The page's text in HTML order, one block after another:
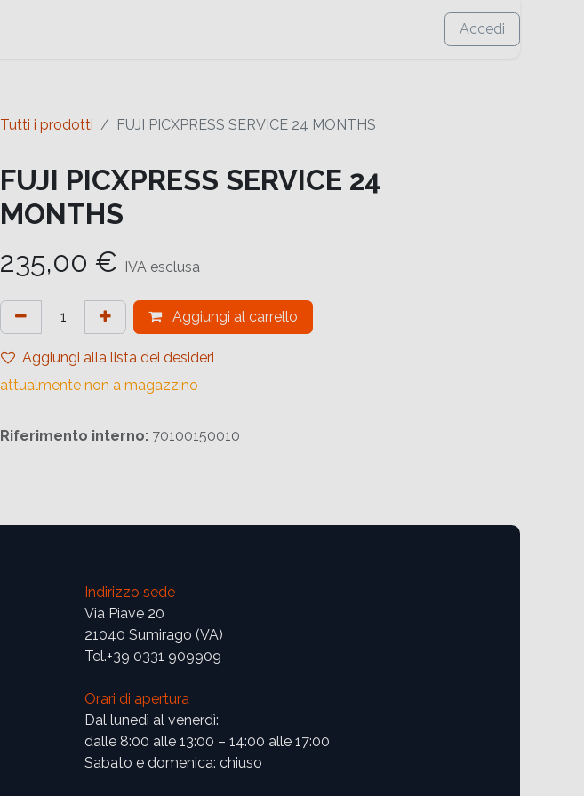
Accedi
Tutti i prodotti FUJI PICXPRESS SERVICE 24 MONTHS
FUJI PICXPRESS SERVICE 24
MONTHS
235,00 € IVA esclusa
Aggiungi al carrello
Aggiungi alla lista dei desideri
attualmente non a magazzino
Riferimento interno: 70100150010
Indirizzo sede
Via Piave 20
21040 Sumirago (VA)
Tel.+39 0331 909909
Orari di apertura
Dal lunedì al venerdì:
dalle 8:00 alle 13:00 – 14:00 alle 17:00
Sabato e domenica: chiuso